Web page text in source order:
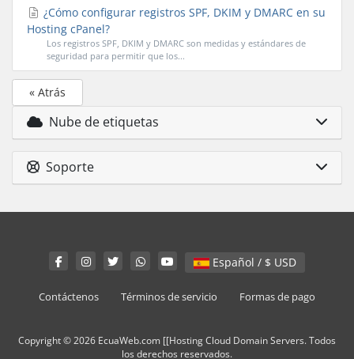
¿Cómo configurar registros SPF, DKIM y DMARC en su
Hosting cPanel?
Los registros SPF, DKIM y DMARC son medidas y estándares de
seguridad para permitir que los...
« Atrás
Nube de etiquetas
Soporte
Español / $ USD
Contáctenos Términos de servicio Formas de pago
Copyright © 2026 EcuaWeb.com [[Hosting Cloud Domain Servers. Todos
los derechos reservados.